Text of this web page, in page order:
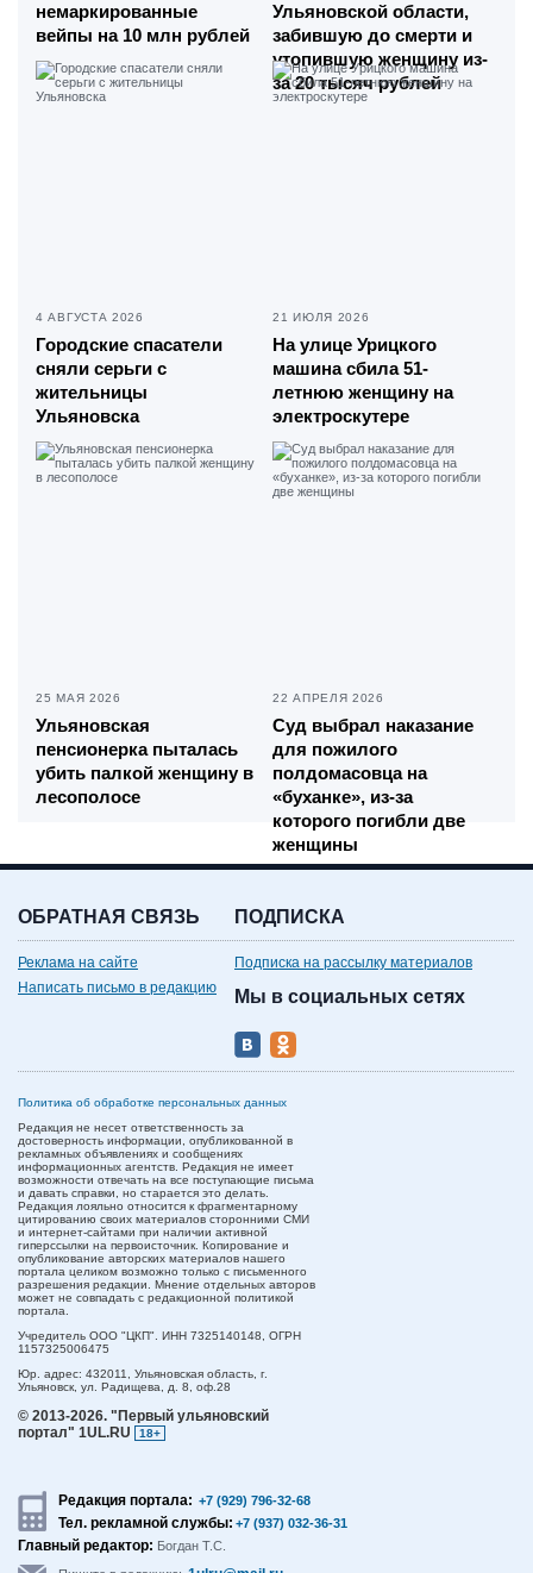
немаркированные
вейпы на 10 млн рублей
Ульяновской области,
забившую до смерти и
утопившую женщину из-
за 20 тысяч рублей
4 АВГУСТА 2026
Городские спасатели
сняли серьги с
жительницы
Ульяновска
21 ИЮЛЯ 2026
На улице Урицкого
машина сбила 51-
летнюю женщину на
электроскутере
25 МАЯ 2026
Ульяновская
пенсионерка пыталась
убить палкой женщину в
лесополосе
22 АПРЕЛЯ 2026
Суд выбрал наказание
для пожилого
полдомасовца на
«буханке», из-за
которого погибли две
женщины
ОБРАТНАЯ СВЯЗЬ
Реклама на сайте
Написать письмо в редакцию
ПОДПИСКА
Подписка на рассылку материалов
Мы в социальных сетях
Политика об обработке персональных данных
Редакция не несет ответственность за
достоверность информации, опубликованной в
рекламных объявлениях и сообщениях
информационных агентств. Редакция не имеет
возможности отвечать на все поступающие письма
и давать справки, но старается это делать.
Редакция лояльно относится к фрагментарному
цитированию своих материалов сторонними СМИ
и интернет-сайтами при наличии активной
гиперссылки на первоисточник. Копирование и
опубликование авторских материалов нашего
портала целиком возможно только с письменного
разрешения редакции. Мнение отдельных авторов
может не совпадать с редакционной политикой
портала.
Учредитель ООО "ЦКП". ИНН 7325140148, ОГРН
1157325006475
Юр. адрес: 432011, Ульяновская область, г.
Ульяновск, ул. Радищева, д. 8, оф.28
© 2013-2026. "Первый ульяновский
портал" 1UL.RU
18+
Редакция портала: +7 (929) 796-32-68
Тел. рекламной службы: +7 (937) 032-36-31
Главный редактор: Богдан Т.С.